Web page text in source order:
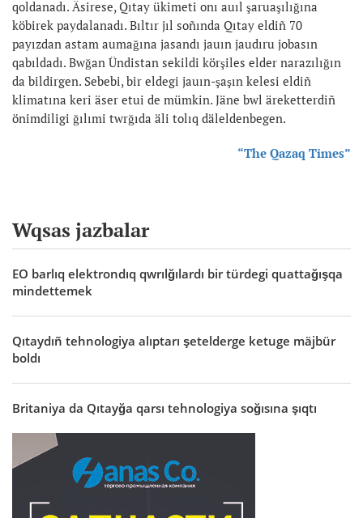
qoldanadı. Äsirese, Qıtay ükimeti onı auıl şaruaşılığına
köbirek paydalanadı. Bıltır jıl soñında Qıtay eldiñ 70
payızdan astam aumağına jasandı jauın jaudıru jobasın
qabıldadı. Bwğan Ündistan sekildi körşiles elder narazılığın
da bildirgen. Sebebi, bir eldegi jauın-şaşın kelesi eldiñ
klimatına keri äser etui de mümkin. Jäne bwl äreketterdiñ
önimdiligi ğılımi twrğıda äli tolıq däleldenbegen.
“The Qazaq Times”
Wqsas jazbalar
EO barlıq elektrondıq qwrılğılardı bir türdegi quattağışqa
mindettemek
Qıtaydıñ tehnologiya alıptarı şetelderge ketuge mäjbür
boldı
Britaniya da Qıtayğa qarsı tehnologiya soğısına şıqtı